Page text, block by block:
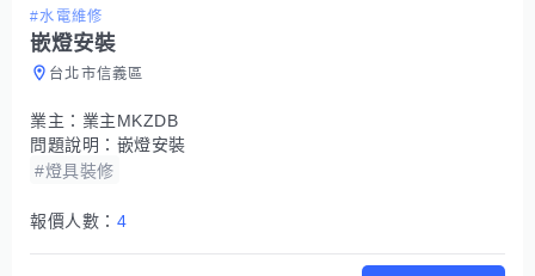
#水電維修
嵌燈安裝
台北市信義區
業主： 業主MKZDB
問題說明： 嵌燈安裝
#燈具裝修
報價人數： 4